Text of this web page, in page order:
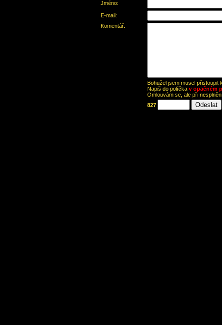
Jméno:
E-mail:
Komentář:
Bohužel jsem musel přistoupit
Napiš do políčka v opačném
Omlouvám se, ale při
827